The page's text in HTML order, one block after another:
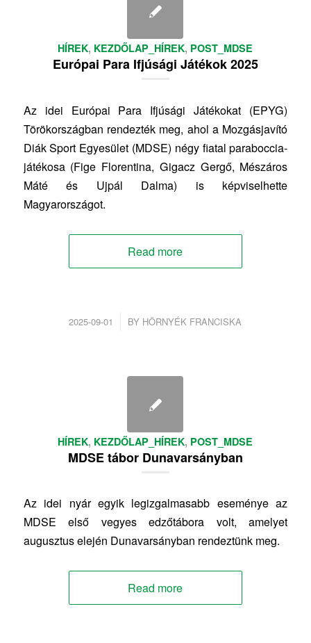
HÍREK, KEZDŐLAP_HÍREK, POST_MDSE
Európai Para Ifjúsági Játékok 2025
Az idei Európai Para Ifjúsági Játékokat (EPYG)
Törökországban rendezték meg, ahol a Mozgásjavító
Diák Sport Egyesület (MDSE) négy fiatal paraboccia-
játékosa (Fige Florentina, Gigacz Gergő, Mészáros
Máté és Ujpál Dalma) is képviselhette
Magyarországot.
Read more
2025-09-01
/ BY HÖRNYÉK FRANCISKA
HÍREK, KEZDŐLAP_HÍREK, POST_MDSE
MDSE tábor Dunavarsányban
Az idei nyár egyik legizgalmasabb eseménye az
MDSE első vegyes edzőtábora volt, amelyet
augusztus elején Dunavarsányban rendeztünk meg.
Read more